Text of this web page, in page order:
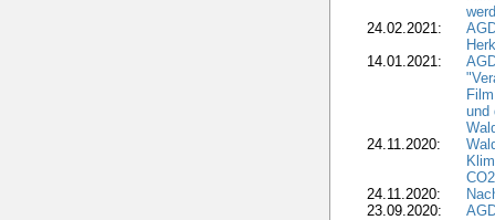
24.02.2021:
14.01.2021:
und
24.11.2020:
24.11.2020:
23.09.2020: